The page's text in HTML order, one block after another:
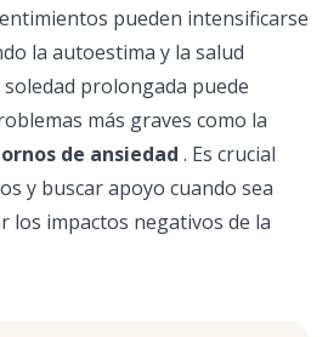
pueden intensificarse
la autoestima y la salud
prolongada puede
más graves como la
de ansiedad . Es crucial
y buscar apoyo cuando sea
los impactos negativos de la